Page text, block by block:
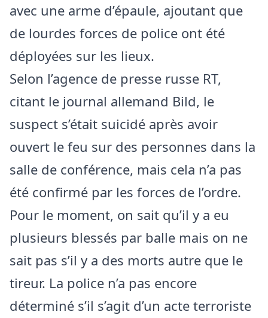
avec une arme d’épaule, ajoutant que
de lourdes forces de police ont été
déployées sur les lieux.
Selon l’agence de presse russe RT,
citant le journal allemand Bild, le
suspect s’était suicidé après avoir
ouvert le feu sur des personnes dans la
salle de conférence, mais cela n’a pas
été confirmé par les forces de l’ordre.
Pour le moment, on sait qu’il y a eu
plusieurs blessés par balle mais on ne
sait pas s’il y a des morts autre que le
tireur. La police n’a pas encore
déterminé s’il s’agit d’un acte terroriste